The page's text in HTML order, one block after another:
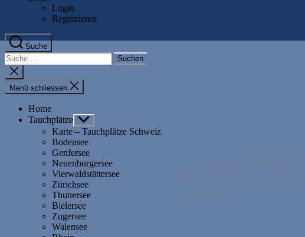
Login
Registrieren
Suche
Suche
nach:
Suche
schliessen
Menü schliessen
Home
Tauchplätze Untermenü
anzeigen
Karte – Tauchplätze Schweiz
Bodensee
Genfersee
Neuenburgersee
Vierwaldstättersee
Zürichsee
Thunersee
Bielersee
Zugersee
Walensee